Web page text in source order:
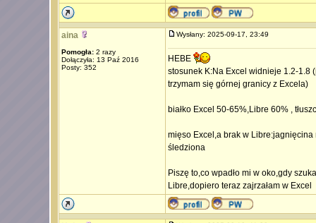
aina
Pomogła:2 razy
Dołączyła: 13 Paź 2016
Posty: 352
Wysłany: 2025-09-17, 23:49
HEBE
stosunek K:Na Excel widnieje 1.2-1.8
trzymam się górnej granicy z Excela)
białko Excel 50-65%,Libre 60% ,
mięso Excel,a brak w Libre:jagnięcina
śledziona
Piszę to,co wpadło mi w oko,gdy
Libre,dopiero teraz zajrzałam w Excel